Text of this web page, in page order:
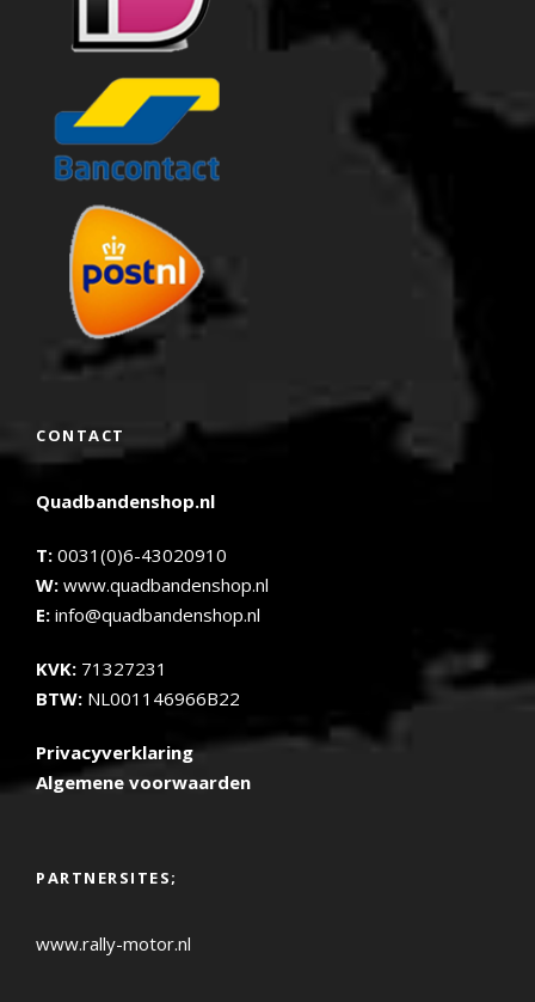
CONTACT
Quadbandenshop.nl
T: 0031(0)6-43020910
W: www.quadbandenshop.nl
E: info@quadbandenshop.nl
KVK: 71327231
BTW: NL001146966B22
Privacyverklaring
Algemene voorwaarden
PARTNERSITES;
www.rally-motor.nl